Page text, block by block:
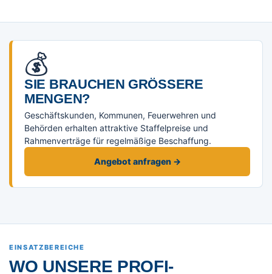
💰
SIE BRAUCHEN GRÖSSERE M
ENGEN?
Geschäftskunden, Kommunen, Feuerwehren und
Behörden erhalten attraktive Staffelpreise und
Rahmenverträge für regelmäßige Beschaffung.
Angebot anfragen →
EINSATZBEREICHE
WO UNSERE PROFI-